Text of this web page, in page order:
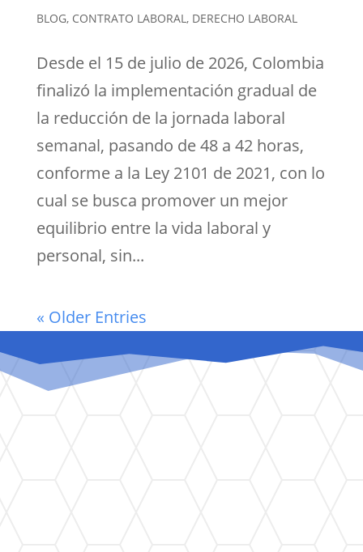
BLOG, CONTRATO LABORAL, DERECHO LABORAL
Desde el 15 de julio de 2026, Colombia
finalizó la implementación gradual de
la reducción de la jornada laboral
semanal, pasando de 48 a 42 horas,
conforme a la Ley 2101 de 2021, con lo
cual se busca promover un mejor
equilibrio entre la vida laboral y
personal, sin...
« Older Entries